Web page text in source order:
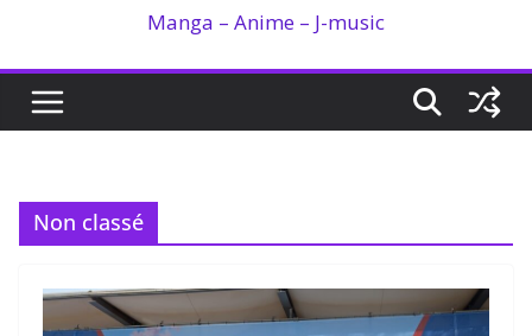
Manga – Anime – J-music
Non classé